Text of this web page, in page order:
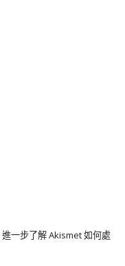
進一步了解 Akismet 如何處